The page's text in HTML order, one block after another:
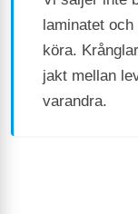
laminatet
köra.
jakt mellan
varandra.